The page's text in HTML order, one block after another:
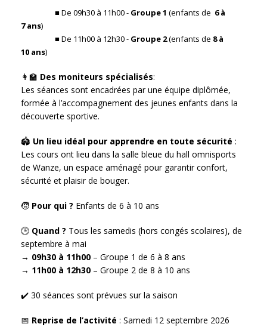
■ De 09h30 à 11h00 - Groupe 1 (enfants de 6 à
7 ans)
■ De 11h00 à 12h30 - Groupe 2(enfants de 8 à
10 ans)
👩‍🏫 Des moniteurs spécialisés:
Les séances sont encadrées par une équipe diplômée,
formée à l’accompagnement des jeunes enfants dans la
découverte sportive.
🏟️ Un lieu idéal pour apprendre en toute sécurité :
Les cours ont lieu dans la salle bleue du hall omnisports
de Wanze, un espace aménagé pour garantir confort,
sécurité et plaisir de bouger.
🧒 Pour qui ? Enfants de 6 à 10 ans
🕒 Quand ? Tous les samedis (hors congés scolaires), de
septembre à mai
→ 09h30 à 11h00 – Groupe 1 de 6 à 8 ans
→ 11h00 à 12h30 – Groupe 2 de 8 à 10 ans
✔️ 30 séances sont prévues sur la saison
📅 Reprise de l’activité : Samedi 12 septembre 2026